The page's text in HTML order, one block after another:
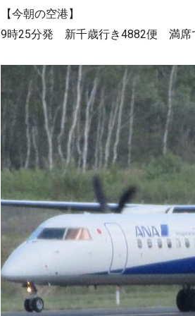
【今朝の空港】
9時25分発 新千歳行き4882便 満席